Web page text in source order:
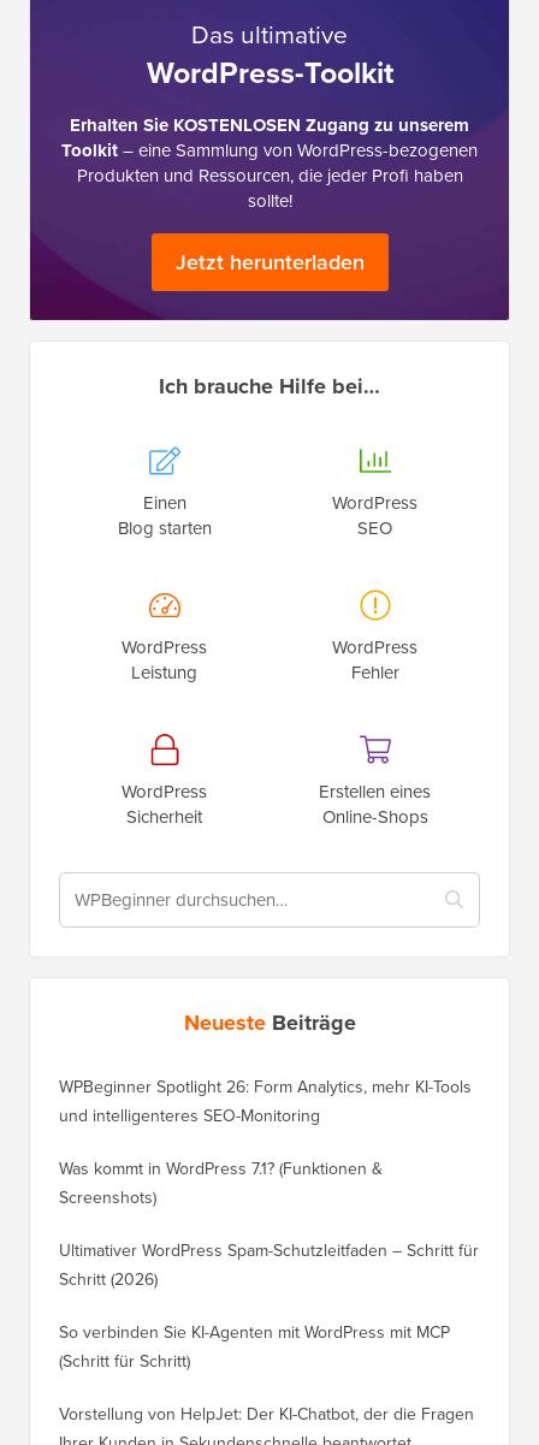
Das ultimative
WordPress-Toolkit
Erhalten Sie KOSTENLOSEN Zugang zu unserem
Toolkit– eine Sammlung von WordPress-bezogenen
Produkten und Ressourcen, die jeder Profi haben
sollte!
Jetzt herunterladen
Ich brauche Hilfe bei…
Einen
Blog starten
WordPress
SEO
WordPress
Leistung
WordPress
Fehler
WordPress
Sicherheit
Erstellen eines
Online-Shops
Neueste Beiträge
WPBeginner Spotlight 26: Form Analytics, mehr KI-Tools
und intelligenteres SEO-Monitoring
Was kommt in WordPress 7.1? (Funktionen &
Screenshots)
Ultimativer WordPress Spam-Schutzleitfaden – Schritt für
Schritt (2026)
So verbinden Sie KI-Agenten mit WordPress mit MCP
(Schritt für Schritt)
Vorstellung von HelpJet: Der KI-Chatbot, der die Fragen